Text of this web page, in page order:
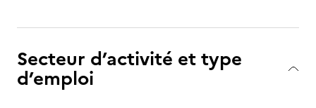
Secteur d’activité et type
d’emploi